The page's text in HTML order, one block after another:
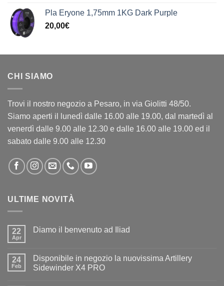
Pla Eryone 1,75mm 1KG Dark Purple
20,00€
CHI SIAMO
Trovi il nostro negozio a Pesaro, in via Giolitti 48/50.
Siamo aperti il lunedì dalle 16.00 alle 19.00, dal martedì al
venerdì dalle 9.00 alle 12.30 e dalle 16.00 alle 19.00 ed il
sabato dalle 9.00 alle 12.30
ULTIME NOVITÀ
22
Apr
Diamo il benvenuto ad Iliad
Diamo
il
benvenuto
24
Feb
Disponibile in negozio la nuovissima Artillery
Sidewinder X4 PRO